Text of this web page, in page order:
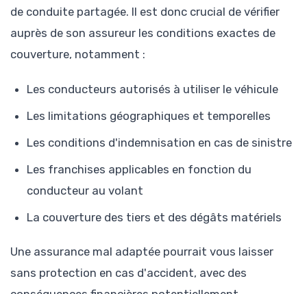
de conduite partagée. Il est donc crucial de vérifier
auprès de son assureur les conditions exactes de
couverture, notamment :
Les conducteurs autorisés à utiliser le véhicule
Les limitations géographiques et temporelles
Les conditions d'indemnisation en cas de sinistre
Les franchises applicables en fonction du
conducteur au volant
La couverture des tiers et des dégâts matériels
Une assurance mal adaptée pourrait vous laisser
sans protection en cas d'accident, avec des